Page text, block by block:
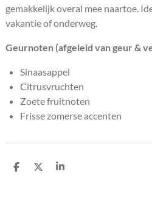
gemakkelijk overal mee naartoe.
vakantie of onderweg.
Geurnoten (afgeleid van geur &
Sinaasappel
Citrusvruchten
Zoete fruitnoten
Frisse zomerse accenten
D
D
S